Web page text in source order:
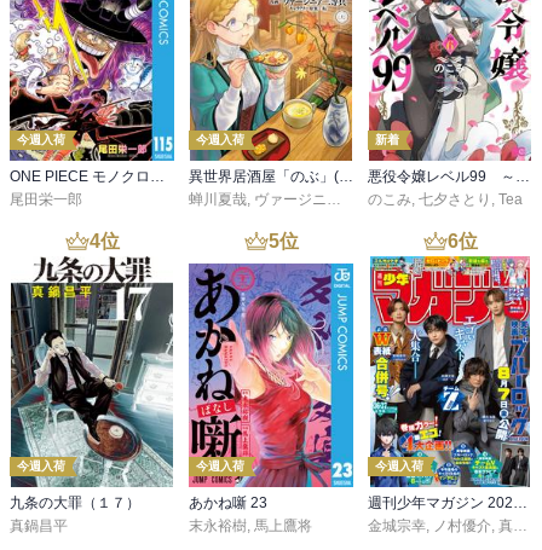
今週入荷
ONE PIECE モノクロ版 115
尾田栄一郎
今週入荷
異世界居酒屋「のぶ」(22)
蝉川夏哉, ヴァージニア二等兵 ,転
新着
悪役令嬢レベル99 ～私は裏ボスですが魔王ではありません～ その６
のこみ, 七夕さとり , Tea
4位
今週入荷
九条の大罪（１７）
真鍋昌平
5位
今週入荷
あかね噺 23
末永裕樹 馬上鷹将
6位
今週入荷
金城宗幸
ノ村優介 真島ヒロ